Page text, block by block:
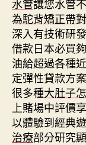
水管讓您水管
為駝背矯正帶
深入有技術研發
借款日本必買
油給超過各種
定彈性貸款方
很多種大肚子
上賭場中評價
以體驗到經典
治療部分研究